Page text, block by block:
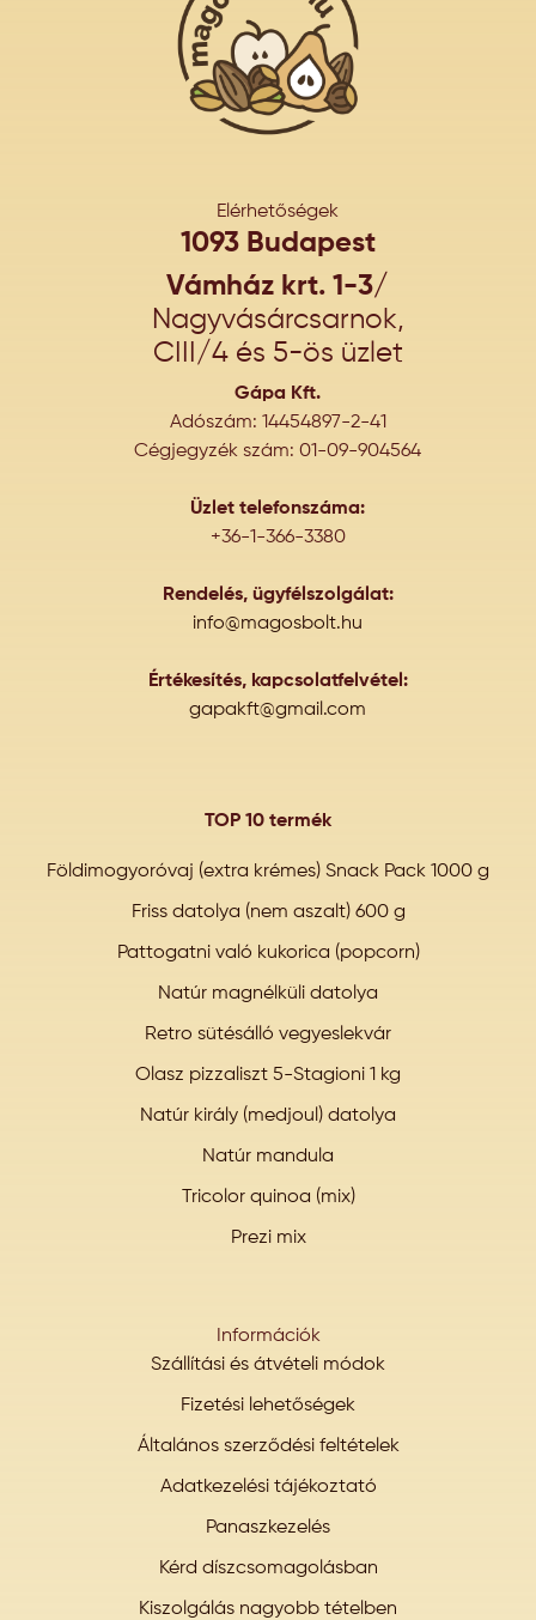
Elérhetőségek
1093 Budapest
Vámház krt. 1-3/
Nagyvásárcsarnok,
CIII/4 és 5-ös üzlet
Gápa Kft.
Adószám: 14454897-2-41
Cégjegyzék szám: 01-09-904564
Üzlet telefonszáma:
+36-1-366-3380
Rendelés, ügyfélszolgálat:
info@magosbolt.hu
Értékesítés, kapcsolatfelvétel:
gapakft@gmail.com
TOP 10 termék
Földimogyoróvaj (extra krémes) Snack Pack 1000 g
Friss datolya (nem aszalt) 600 g
Pattogatni való kukorica (popcorn)
Natúr magnélküli datolya
Retro sütésálló vegyeslekvár
Olasz pizzaliszt 5-Stagioni 1 kg
Natúr király (medjoul) datolya
Natúr mandula
Tricolor quinoa (mix)
Prezi mix
Információk
Szállítási és átvételi módok
Fizetési lehetőségek
Általános szerződési feltételek
Adatkezelési tájékoztató
Panaszkezelés
Kérd díszcsomagolásban
Kiszolgálás nagyobb tételben